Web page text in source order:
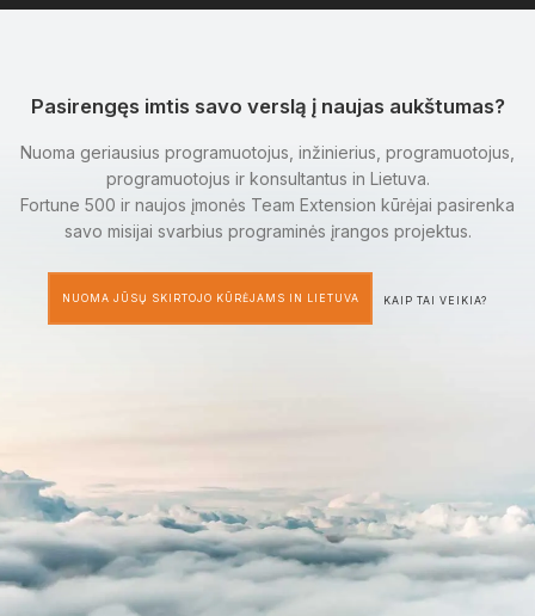
Pasirengęs imtis savo verslą į naujas aukštumas?
Nuoma geriausius programuotojus, inžinierius, programuotojus,
programuotojus ir konsultantus in Lietuva.
Fortune 500 ir naujos įmonės Team Extension kūrėjai pasirenka
savo misijai svarbius programinės įrangos projektus.
NUOMA JŪSŲ SKIRTOJO KŪRĖJAMS IN LIETUVA KAIP TAI VEIKIA?